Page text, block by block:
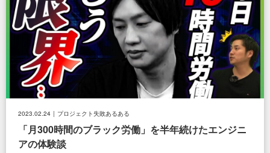
ニア
「月300時間のブラック労働」を半年続けたエンジニ
アの体験談
2023.02.24 プロジェクト失敗あるある